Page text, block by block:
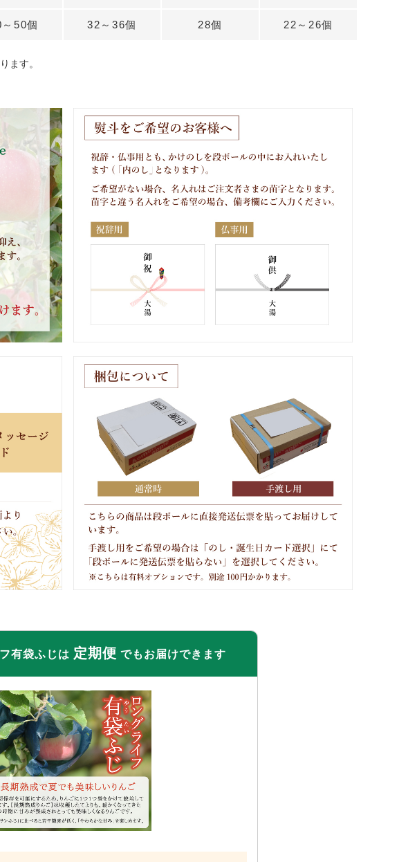
50個 32～36個 28個 22～26個
ます。
有袋ふじは 定期便 でも お届けできます